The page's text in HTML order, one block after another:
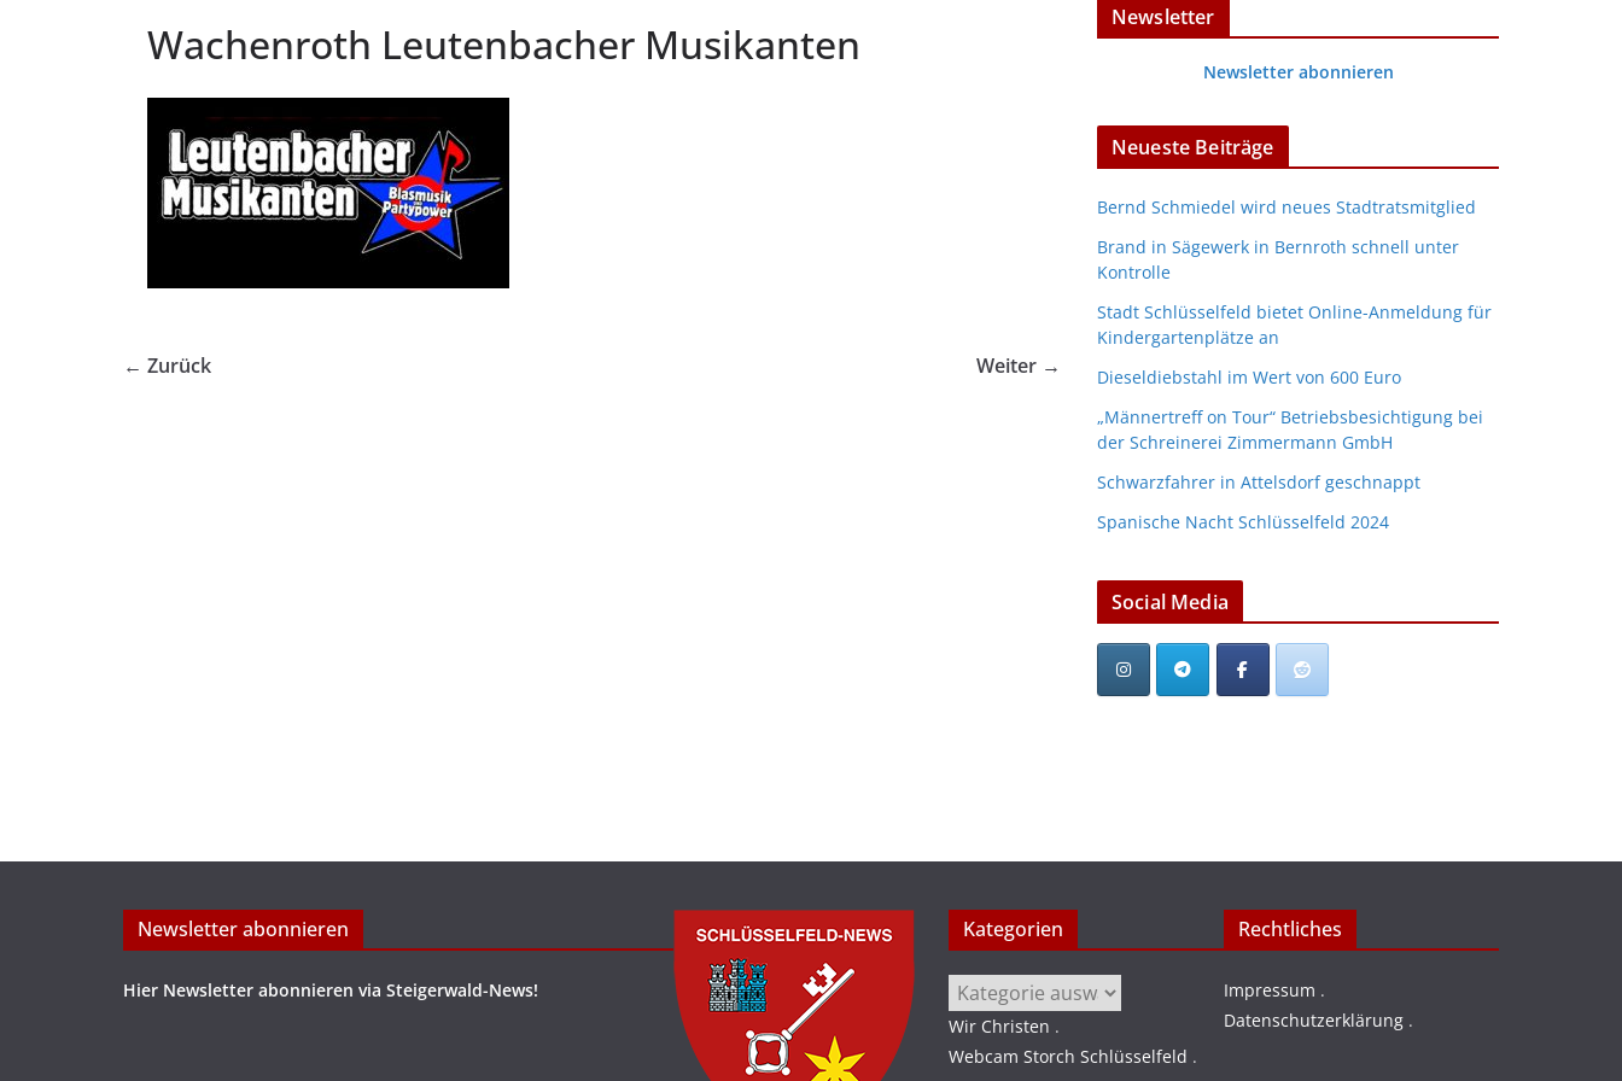
Wachenroth Leutenbacher Musikanten
← Zurück Weiter →
Newsletter
Newsletter abonnieren
Neueste Beiträge
Bernd Schmiedel wird neues Stadtratsmitglied
Brand in Sägewerk in Bernroth schnell unter
Kontrolle
Stadt Schlüsselfeld bietet Online-Anmeldung für
Kindergartenplätze an
Dieseldiebstahl im Wert von 600 Euro
„Männertreff on Tour“ Betriebsbesichtigung bei
der Schreinerei Zimmermann GmbH
Schwarzfahrer in Attelsdorf geschnappt
Spanische Nacht Schlüsselfeld 2024
Social Media
Newsletter abonnieren
Hier Newsletter abonnieren via Steigerwald-News!
Kategorien
Kategorien
Wir Christen .
Webcam Storch Schlüsselfeld .
Rechtliches
Impressum .
Datenschutzerklärung .